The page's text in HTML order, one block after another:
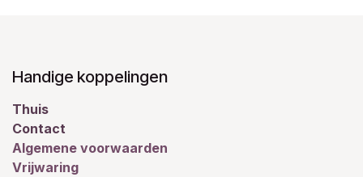
Handige koppelingen
Thuis
Contact
Algemene voorwaarden
Vrijwaring